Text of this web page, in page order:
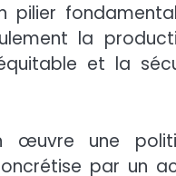
pilier
la
et la
œuvre une
par un